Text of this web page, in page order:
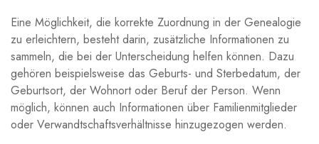
Eine Möglichkeit, die korrekte Zuordnung in der Genealogie
zu erleichtern, besteht darin, zusätzliche Informationen zu
sammeln, die bei der Unterscheidung helfen können. Dazu
gehören beispielsweise das Geburts- und Sterbedatum, der
Geburtsort, der Wohnort oder Beruf der Person. Wenn
möglich, können auch Informationen über Familienmitglieder
oder Verwandtschaftsverhältnisse hinzugezogen werden.